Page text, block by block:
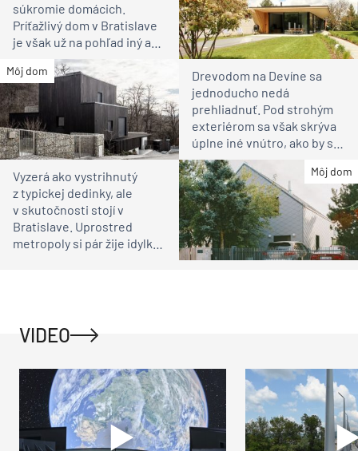
súkromie domácich.
Príťažlivý dom v Bratislave
je však už na pohľad iný ako
susedia
Môj dom
Drevodom na Devíne sa
jednoducho nedá
prehliadnuť. Pod strohým
exteriérom sa však skrýva
úplne iné vnútro, ako by ste
čakali
Môj dom
Vyzerá ako vystrihnutý
z typickej dedinky, ale
v skutočnosti stojí v
Bratislave. Uprostred
metropoly si pár žije idylku
VIDEO